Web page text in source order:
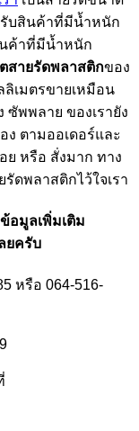
รับสินค้าที่มีน้ำหนัก
ค้าที่มีน้ำหนัก
สายรัดพลาสติกของ
ลิเมตรขายเหมือน
ซัพพลาย ของเรายัง
ตามออเดอร์และ
ย หรือ สั่งมาก ทาง
ดพลาสติกไว้ใจเรา
อมูลเพิ่มเติม
ยครับ
หรือ 064-516-